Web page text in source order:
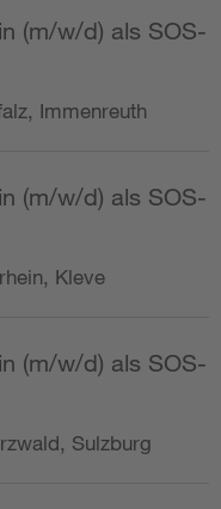
(m/w/d) als SOS-
Immenreuth
(m/w/d) als SOS-
Kleve
(m/w/d) als SOS-
Sulzburg